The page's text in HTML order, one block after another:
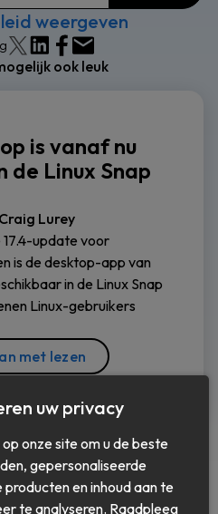
weergeven
ook leuk
is vanaf nu
de Linux Snap
Craig Lurey
update voor
is de desktop-app van
in de Linux Snap
Linux-gebruikers
met lezen
uw privacy
onze site om u de beste
gepersonaliseerde
en inhoud aan te
te analyseren. Raadpleeg